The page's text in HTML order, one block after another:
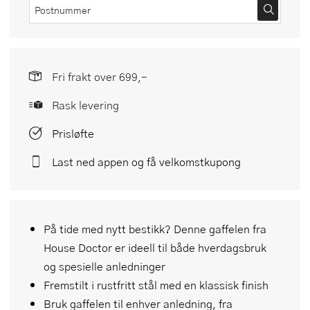
På tide med nytt bestikk? Denne gaffelen fra
House Doctor er ideell til både hverdagsbruk
og spesielle anledninger
Fremstilt i rustfritt stål med en klassisk finish
Bruk gaffelen til enhver anledning, fra
Fri frakt over 699,-
Rask levering
Prisløfte
Last ned appen og få velkomstkupong